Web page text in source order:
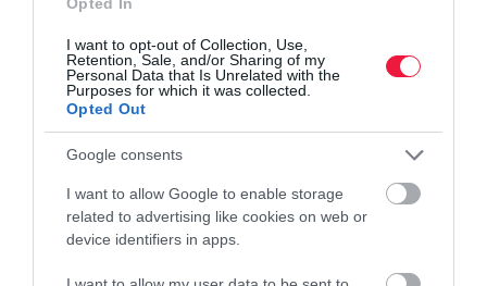
I want to opt-out of Collection, Use,
Retention, Sale, and/or Sharing of my
Personal Data that Is Unrelated with the
Purposes for which it was collected.
Opted Out
Google consents
I want to allow Google to enable storage
related to advertising like cookies on web or
device identifiers in apps.